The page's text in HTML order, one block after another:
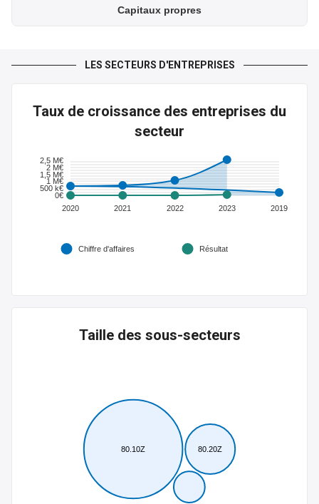
Capitaux propres
LES SECTEURS D'ENTREPRISES
Taux de croissance des entreprises du
secteur
2020 2021 2022 2023 2019
0€
500 k€
1 M€
1,5 M€
2 M€
2,5 M€
Chiffre d'affaires Résultat
Taille des sous-secteurs
80.10Z 80.20Z